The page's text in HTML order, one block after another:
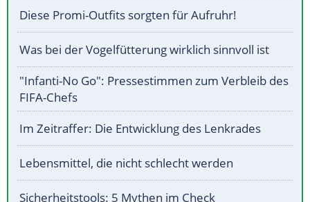
Diese Promi-Outfits sorgten für Aufruhr!
Was bei der Vogelfütterung wirklich sinnvoll ist
"Infanti-No Go": Pressestimmen zum Verbleib des
FIFA-Chefs
Im Zeitraffer: Die Entwicklung des Lenkrades
Lebensmittel, die nicht schlecht werden
Sicherheitstools: 5 Mythen im Check